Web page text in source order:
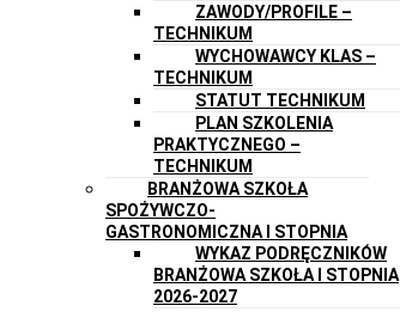
ZAWODY/PROFILE –
TECHNIKUM
WYCHOWAWCY KLAS –
TECHNIKUM
STATUT TECHNIKUM
PLAN SZKOLENIA
PRAKTYCZNEGO –
TECHNIKUM
BRANŻOWA SZKOŁA
SPOŻYWCZO-
GASTRONOMICZNA I STOPNIA
WYKAZ PODRĘCZNIKÓW
BRANŻOWA SZKOŁA I STOPNIA
2026-2027